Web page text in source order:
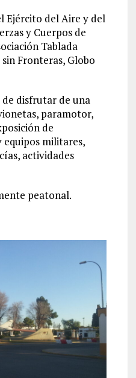
Ejército del Aire y del
y Cuerpos de
Tablada
sin Fronteras, Globo
disfrutar de una
paramotor,
de
militares,
actividades
peatonal.